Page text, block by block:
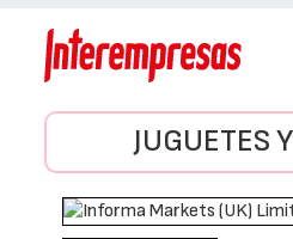
JUGUETES